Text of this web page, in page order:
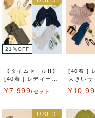
期間はお休みをいただ
が一切できませんので
21 %OFF
【タイムセール!!】
[40着 ] レディース
¥7,999/セット
[40着 ]
大きいサイ